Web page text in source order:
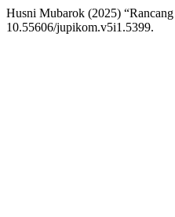
Husni Mubarok (2025)
10.55606/jupikom.v5i1.5399.